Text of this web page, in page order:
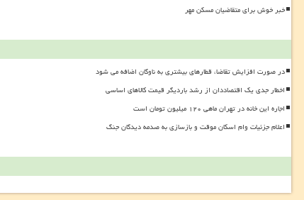
خبر خوش برای متقاضیان مسکن مهر
در صورت افزایش تقاضا، قطارهای بیشتری به ناوگان اضافه می شود
اخطار جدی یک اقتصاددان از رشد باردیگر قیمت کالاهای اساسی
اجاره این خانه در تهران ماهی ۱۲۰ میلیون تومان است
اعلام جزئیات وام اسکان موقت و بازسازی به صدمه دیدگان جنگ